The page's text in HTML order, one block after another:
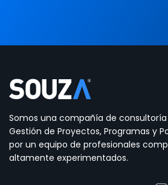
Somos una compañía de
Gestión de Proyectos, Programas y
por un equipo de profesionales
altamente experimentados.